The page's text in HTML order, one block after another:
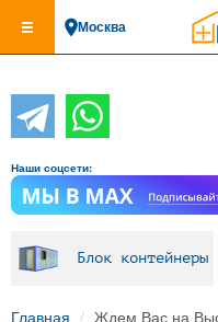
основному
Москва
Наши соцсети:
Блок контейнеры
Главная Ждем Вас на